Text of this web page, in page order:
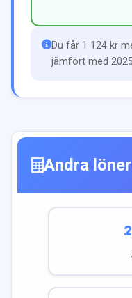
Du får 1 124 kr
jämfört med
Andra